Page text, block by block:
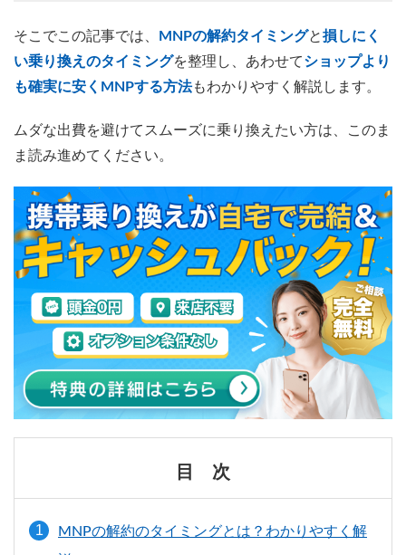
そこでこの記事では、 MNPの解約タイミングと損しにく
い乗り換えのタイミングを整理し、あわせてショップより
も確実に安くMNPする方法もわかりやすく解説します。
ムダな出費を避けてスムーズに乗り換えたい方は、このま
ま読み進めてください。
目 次
MNPの解約のタイミングとは？わかりやすく解